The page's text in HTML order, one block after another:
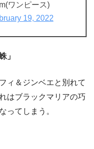
ワンピース)
19, 2022
」
ィ＆ジンベエと別れて
はブラックマリアの巧
ってしまう。